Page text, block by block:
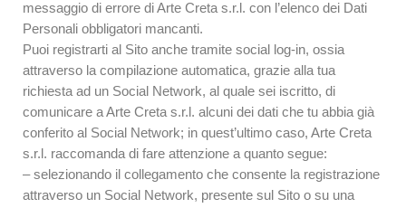
messaggio di errore di Arte Creta s.r.l. con l’elenco dei Dati
Personali obbligatori mancanti.
Puoi registrarti al Sito anche tramite social log-in, ossia
attraverso la compilazione automatica, grazie alla tua
richiesta ad un Social Network, al quale sei iscritto, di
comunicare a Arte Creta s.r.l. alcuni dei dati che tu abbia già
conferito al Social Network; in quest’ultimo caso, Arte Creta
s.r.l. raccomanda di fare attenzione a quanto segue:
– selezionando il collegamento che consente la registrazione
attraverso un Social Network, presente sul Sito o su una